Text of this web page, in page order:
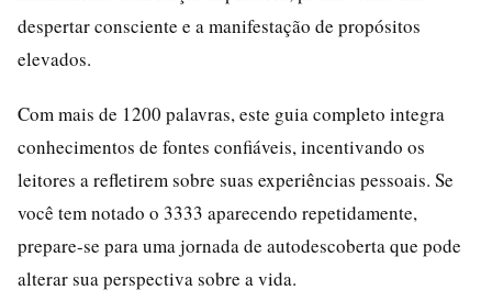
despertar consciente e a manifestação de propósitos
elevados.
Com mais de 1200 palavras, este guia completo integra
conhecimentos de fontes confiáveis, incentivando os
leitores a refletirem sobre suas experiências pessoais. Se
você tem notado o 3333 aparecendo repetidamente,
prepare-se para uma jornada de autodescoberta que pode
alterar sua perspectiva sobre a vida.